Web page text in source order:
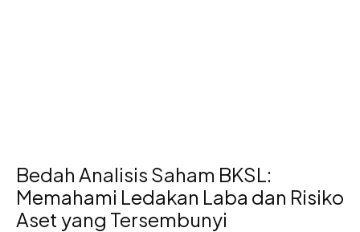
Bedah Analisis Saham BKSL:
Memahami Ledakan Laba dan Risiko
Aset yang Tersembunyi